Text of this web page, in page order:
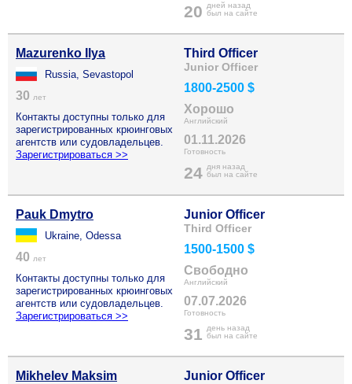
20
дней назад
был на сайте
Mazurenko Ilya
Russia, Sevastopol
30 лет
Контакты доступны только для
зарегистрированных крюинговых
агентств или судовладельцев.
Зарегистрироваться >>
Third Officer
Junior Officer
1800-2500 $
Хорошо
Английский
01.11.2026
Готовность
24 дня назад
был на сайте
Pauk Dmytro
Ukraine, Odessa
40 лет
Контакты доступны только для
зарегистрированных крюинговых
агентств или судовладельцев.
Зарегистрироваться >>
Junior Officer
Third Officer
1500-1500 $
Свободно
Английский
07.07.2026
Готовность
31
день назад
был на сайте
Mikhelev Maksim Junior Officer